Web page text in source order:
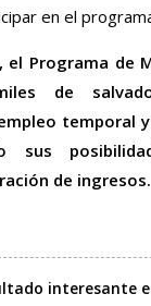
en el
el Programa de
de
temporal
sus
de ingresos.
interesante